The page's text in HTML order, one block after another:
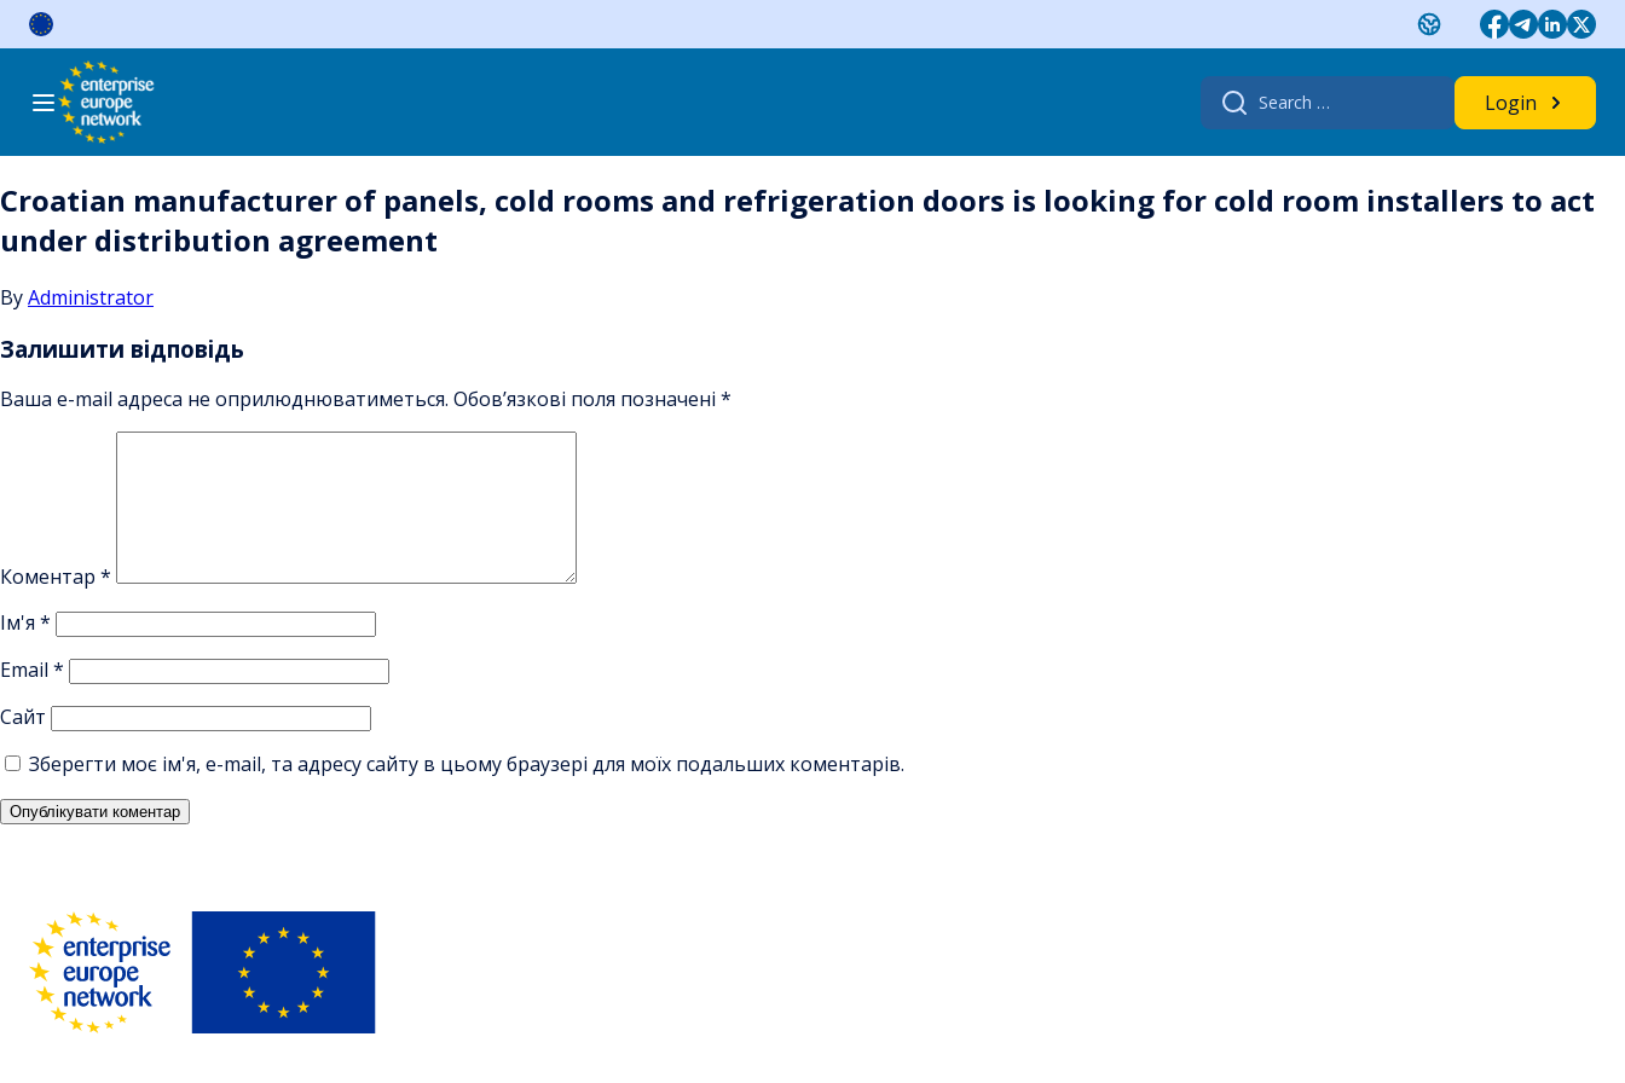
Skip
Search
for:
Login
Croatian manufacturer of panels, cold rooms and refrigeration doors is looking for cold room installers to act
under distribution agreement
ByAdministrator
Залишити відповідь
Ваша e-mail адреса не оприлюднюватиметься. Обов’язкові поля позначені *
Коментар *
Ім'я *
Email *
Сайт
Зберегти моє ім'я, e-mail, та адресу сайту в цьому браузері для моїх подальших коментарів.